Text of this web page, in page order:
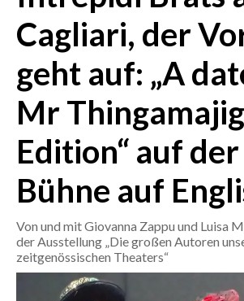
CRONACA
MONDO
POLITICA
ECONOMIA
SERVIZI ALLE IMPRESE
LAVORO
BANDI
SPORT IN SARDEGNA
Cagliari, der
geht auf: „A
Mr
Edition“ auf der
Bühne auf
Von und mit Giovanna Zappu und Luisa
der Ausstellung „Die großen Autoren
zeitgenössischen Theaters“